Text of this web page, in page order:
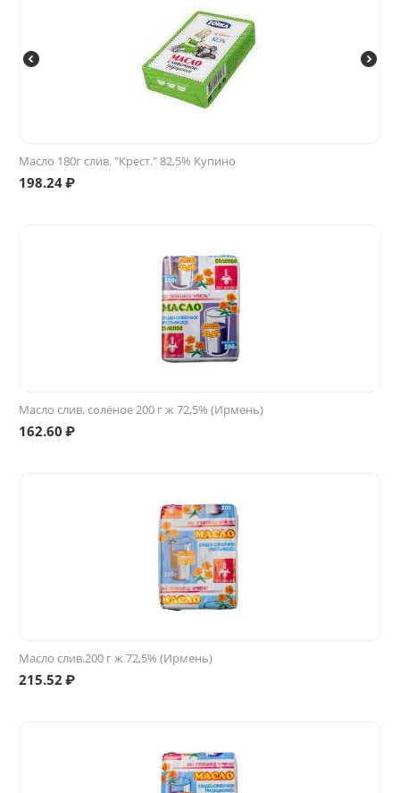
Масло 180г слив. "Крест." 82,5% Купино
198.24₽
Масло слив. солёное 200 г ж 72,5% (Ирмень)
162.60 ₽
Масло слив.200 г ж 72,5% (Ирмень)
215.52 ₽